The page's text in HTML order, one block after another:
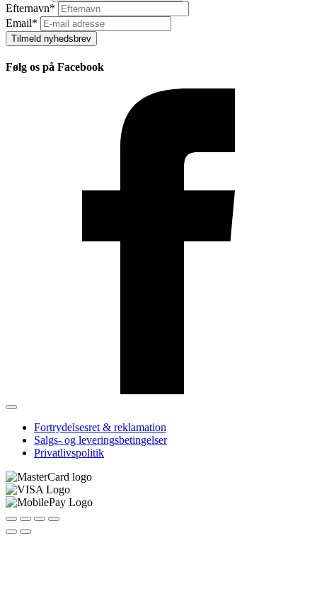
Efternavn*
Email*
Tilmeld nyhedsbrev
Følg os på Facebook
Fortrydelsesret & reklamation
Salgs- og leveringsbetingelser
Privatlivspolitik